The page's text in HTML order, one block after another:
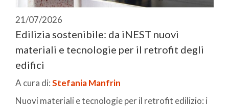
21/07/2026
Edilizia sostenibile: da iNEST nuovi
materiali e tecnologie per il retrofit degli
edifici
A cura di:Stefania Manfrin
Nuovi materiali e tecnologie per il retrofit edilizio: i